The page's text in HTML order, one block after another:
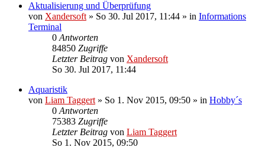
Aktualisierung und Überprüfung
von Xandersoft » So 30. Jul 2017, 11:44 » in Informations
Terminal
0 Antworten
84850 Zugriffe
Letzter Beitrag von Xandersoft
So 30. Jul 2017, 11:44
Aquaristik
von Liam Taggert » So 1. Nov 2015, 09:50 » in Hobby´s
0 Antworten
75383 Zugriffe
Letzter Beitrag von Liam Taggert
So 1. Nov 2015, 09:50